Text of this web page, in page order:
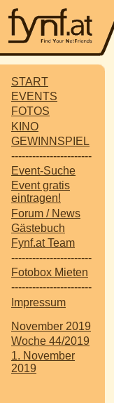
START
EVENTS
FOTOS
KINO
GEWINNSPIEL
-----------------------
Event-Suche
Event gratis
eintragen!
Forum / News
Gästebuch
Fynf.at Team
-----------------------
Fotobox Mieten
-----------------------
Impressum
November 2019
Woche 44/2019
1. November
2019